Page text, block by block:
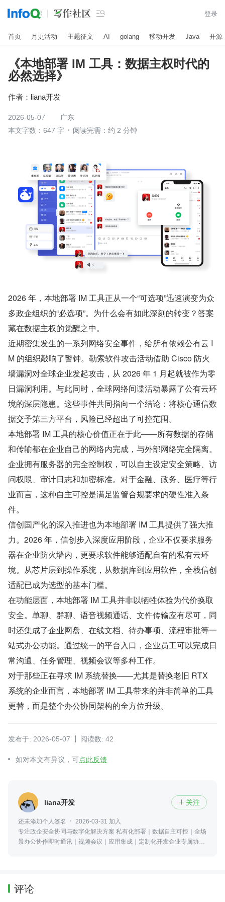
 登录
首页 月更活动 主题征文 AI golang 移动开发 Java 开源
《本地部署 IM 工具：数据主权时代的
必然选择》
作者： liana开发
2026-05-07
广东
本文字数：647 字
阅读完需：约 2 分钟
2026 年，本地部署 IM 工具正从一个“可选项”迅速演变为众
多政企组织的“必选项”。为什么会有如此深刻的转变？答案
藏在数据主权的觉醒之中。
近期密集发生的一系列网络安全事件，给所有依赖公有云 I
M 的组织敲响了警钟。勒索软件攻击活动借助 Cisco 防火
墙漏洞对全球企业发起攻击，从 2026 年 1 月起就被作为零
日漏洞利用。与此同时，全球网络间谍活动暴露了公有云环
境的深层隐患。这些事件共同指向一个结论：将核心通信数
据交予第三方平台，风险已经超出了可控范围。
本地部署 IM 工具的核心价值正在于此——所有数据的存储
和传输都在企业自己的网络内完成，与外部网络完全隔离。
企业拥有服务器的完全控制权，可以自主设定安全策略、访
问权限、审计日志和加密标准。对于金融、政务、医疗等行
业而言，这种自主可控是满足监管合规要求的硬性准入条
件。
信创国产化的深入推进也为本地部署 IM 工具提供了强大推
力。2026 年，信创步入深度应用阶段，企业不仅要求服务
器在企业防火墙内，更要求软件能够适配自有的私有云环
境。从芯片层到操作系统，从数据库到应用软件，全栈信创
适配已成为选型的基本门槛。
在功能层面，本地部署 IM 工具并非以牺牲体验为代价换取
安全。单聊、群聊、语音视频通话、文件传输应有尽可，同
时还集成了企业网盘、在线文档、待办事项、流程审批等一
站式办公功能。通过统一的平台入口，企业员工可以完成日
常沟通、任务管理、视频会议等多种工作。
对于那些正在寻求 IM 系统替换——尤其是替换老旧 RTX
系统的企业而言，本地部署 IM 工具带来的并非简单的工具
更替，而是整个办公协同架构的全方位升级。
发布于: 2026-05-07 阅读数: 42
如对本文有异议，可点此反馈
liana开发  关注
还未添加个人签名
2026-03-31 加入
专注政企安全协同与数字化解决方案 私有化部署｜数据自主可控｜全场
景办公协作即时通讯｜视频会议｜应用集成｜定制化开发企业专属协作
评论